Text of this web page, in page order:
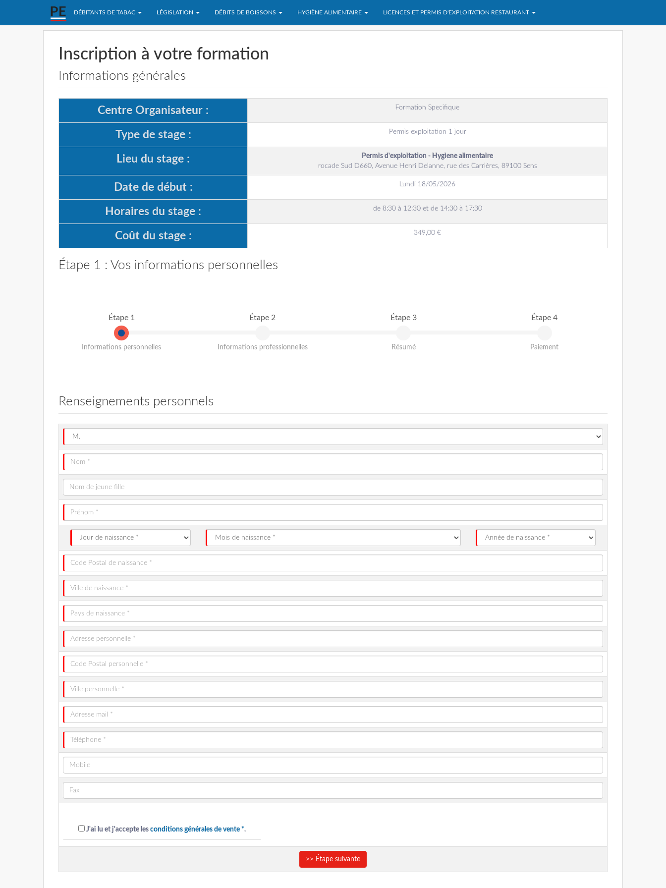
DÉBITANTS DE TABAC LÉGISLATION DÉBITS DE BOISSONS HYGIÈNE ALIMENTAIRE LICENCES ET PERMIS D'EXPLOITATION RESTAURANT
Inscription à votre formation
Informations générales
Centre Organisateur : Formation Specifique
Type de stage : Permis exploitation 1 jour
Lieu du stage :
Permis d'exploitation - Hygiene alimentaire
rocade Sud D660, Avenue Henri Delanne, rue des Carrières, 89100 Sens
Date de début : Lundi 18/05/2026
Horaires du stage : de 8:30 à 12:30 et de 14:30 à 17:30
Coût du stage : 349,00 €
Étape 1 : Vos informations personnelles
Étape 1
Informations personnelles
Étape 2
Informations professionnelles
Étape 3
Résumé
Étape 4
Paiement
Renseignements personnels
J'ai lu et j'accepte les conditions générales de vente *.
>> Étape suivante